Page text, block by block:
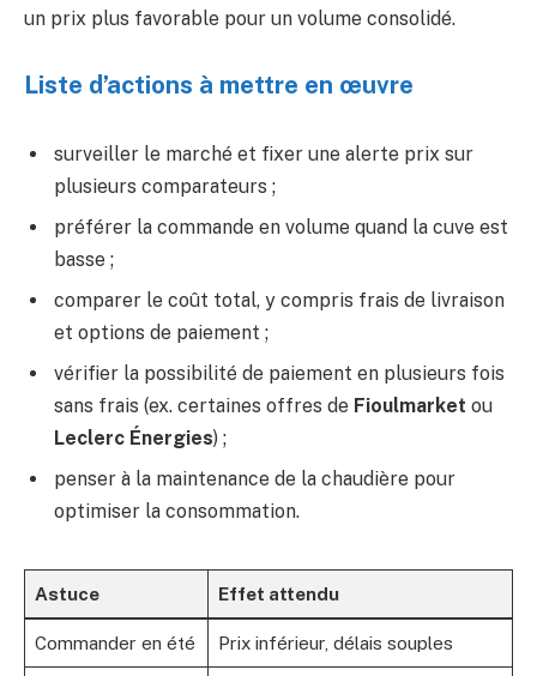
un prix plus favorable pour un volume consolidé.
Liste d’actions à mettre en œuvre
surveiller le marché et fixer une alerte prix sur
plusieurs comparateurs ;
préférer la commande en volume quand la cuve est
basse ;
comparer le coût total, y compris frais de livraison
et options de paiement ;
vérifier la possibilité de paiement en plusieurs fois
sans frais (ex. certaines offres de Fioulmarket ou
Leclerc Énergies) ;
penser à la maintenance de la chaudière pour
optimiser la consommation.
Astuce Effet attendu
Commander en été Prix inférieur, délais souples